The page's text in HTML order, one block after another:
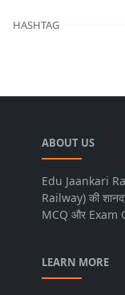
HASHTAG
ABOUT US
Edu Jaankari
Railway) की
MCQ और Exam
LEARN MORE